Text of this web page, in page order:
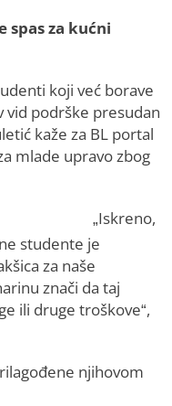
spas za kućni
koji već borave
vid podrške presudan
kaže za BL portal
mlade upravo zbog
„Iskreno,
studente je
za naše
znači da taj
ili druge troškove“,
njihovom